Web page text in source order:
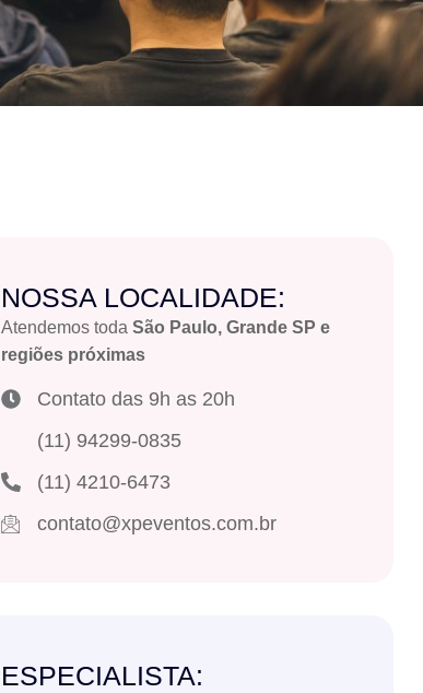
NOSSA LOCALIDADE:
Atendemos todaSão Paulo, Grande SP e
regiões próximas
Contato das 9h as 20h
(11) 94299-0835
(11) 4210-6473
contato@xpeventos.com.br
ESPECIALISTA: